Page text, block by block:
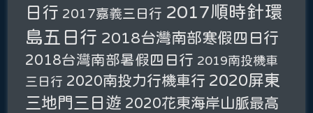
日行 2017嘉義三日行 2017順時針環
島五日行 2018台灣南部寒假四日行
2018台灣南部暑假四日行 2019南投機車
三日行 2020南投力行機車行 2020屏東
三地門三日遊 2020花東海岸山脈最高